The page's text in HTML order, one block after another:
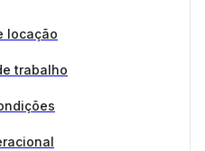
locação
trabalho